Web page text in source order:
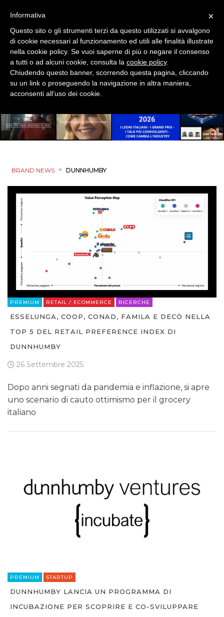
BRAND NEWS > DUNNHUMBY
PREMIUM RETAIL / ECOMMERCE RICERCHE
ESSELUNGA, COOP, CONAD, FAMILA E DECÒ NELLA
TOP 5 DEL RETAIL PREFERENCE INDEX DI
DUNNHUMBY
26 Settembre 2025
Dopo anni segnati da pandemia e inflazione, si apre
uno scenario di cauto ottimismo per il grocery
italiano
PREMIUM STARTUP
DUNNHUMBY LANCIA UN PROGRAMMA DI
INCUBAZIONE PER SCOPRIRE E CO-SVILUPPARE
×
Informativa
Questo sito o gli strumenti terzi da questo utilizzati si avvalgono
di cookie necessari al funzionamento ed utili alle finalità illustrate
nella cookie policy. Se vuoi saperne di più o negare il consenso
a tutti o ad alcuni cookie, consulta la cookie policy.
Chiudendo questo banner, scorrendo questa pagina, cliccando
su un link o proseguendo la navigazione in altra maniera,
acconsenti all’uso dei cookie.